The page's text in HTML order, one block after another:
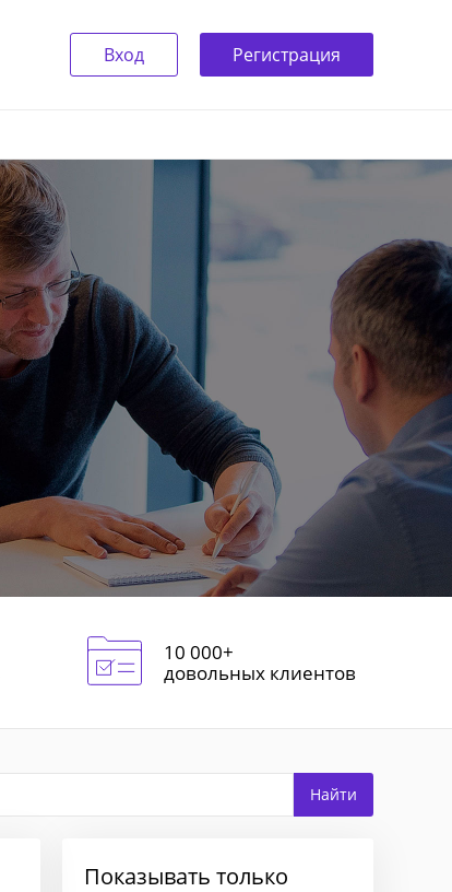
Вход Регистрация
10 000+
довольных клиентов
Показывать только